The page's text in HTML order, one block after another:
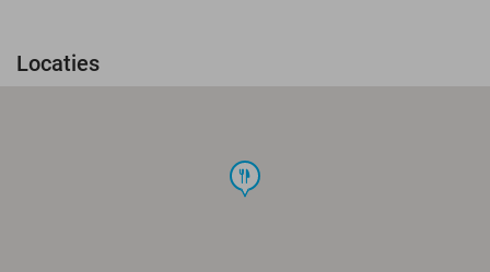
Locaties
food